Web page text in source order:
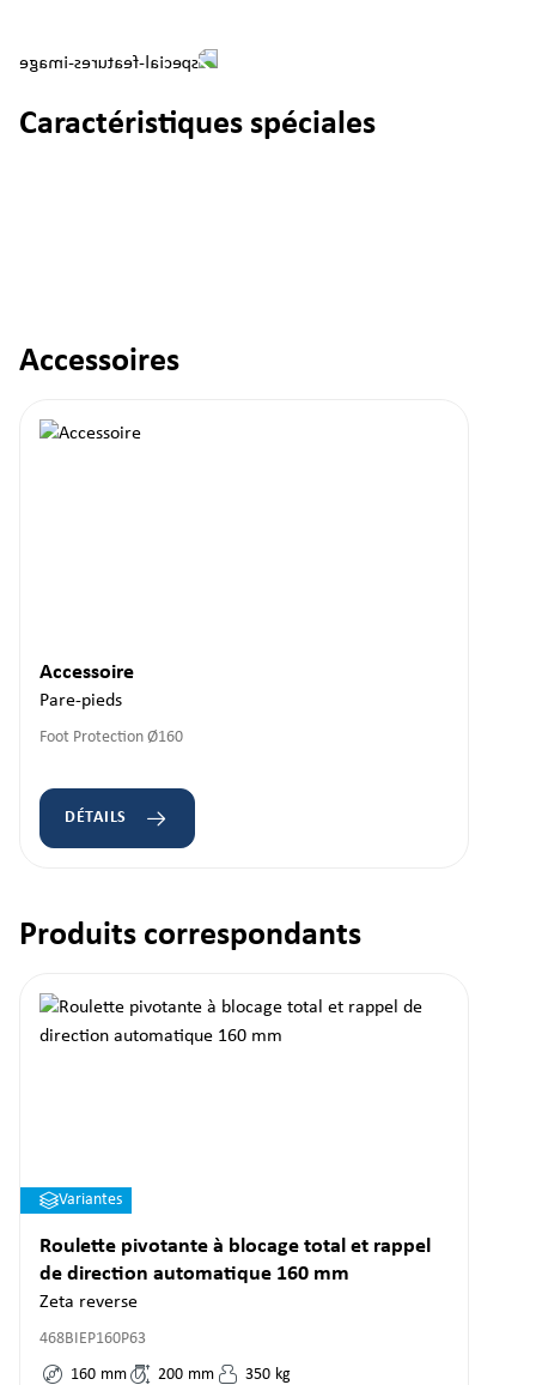
Caractéristiques spéciales
Ignorer la galerie de produits
Accessoires
Accessoire
Pare-pieds
Foot Protection Ø160
DÉTAILS
Ignorer la galerie de produits
Produits correspondants
Variantes
Roulette pivotante à blocage total et rappel
de direction automatique 160 mm
Zeta reverse
468BIEP160P63
160 mm 200 mm 350 kg